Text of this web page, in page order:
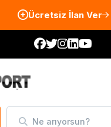
Ücretsiz İlan Ver
Ne arıyorsun?